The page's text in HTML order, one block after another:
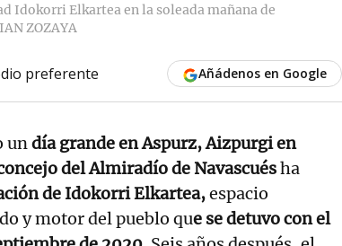
Idokorri Elkartea en la soleada mañana de
ZOZAYA
preferente Añádenos en Google
undía grande en Aspurz, Aizpurgi en
del Almiradío de Navascuésha
de Idokorri Elkartea,espacio
y motor del pueblo que se detuvo con el